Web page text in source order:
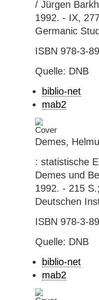
/ Jürgen
1992. - IX,
Germanic
ISBN 978-3-
Quelle: DNB
biblio-net
mab2
Demes,
: statistische
Demes und
1992. - 215
Deutschen
ISBN 978-3-
Quelle: DNB
biblio-net
mab2